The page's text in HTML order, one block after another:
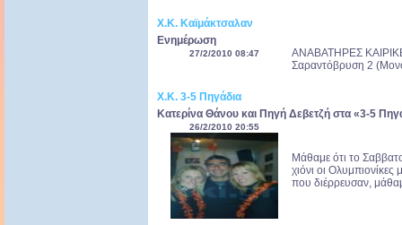
Χ.Κ. Καϊμάκτσαλαν
Ενημέρωση
27/2/2010 08:47
ΑΝΑΒΑΤΗΡΕΣ
Σαραντόβρυση 2
Χ.Κ. 3-5 Πηγάδια
Κατερίνα Θάνου και Πηγή Δεβετζή στα «3-5
26/2/2010 20:55
Μάθαμε ότι το
χιόνι οι
που διέρρευσαν,